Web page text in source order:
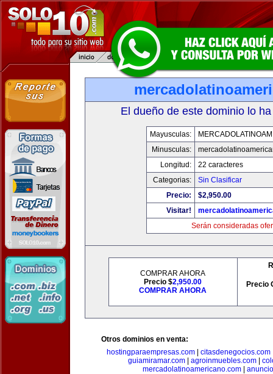
El dueño de este dominio lo
Mayusculas:
Minusculas:
Longitud:
22 caracteres
Categorias:
Sin Clasificar
Precio:
$2,950.00
Visitar!
Serán consideradas
COMPRAR AHORA
Precio $2,950.00
COMPRAR AHORA
Precio
Otros dominios en venta:
hostingparaempresas.com| citasdenegocios.com
guiamiramar.com| agroinmuebles.com|
mercadolatinoamericano.com|